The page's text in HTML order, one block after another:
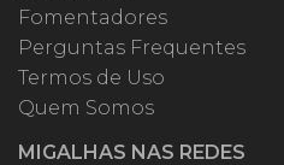
Fomentadores
Perguntas Frequentes
Termos de Uso
Quem Somos
MIGALHAS NAS REDES